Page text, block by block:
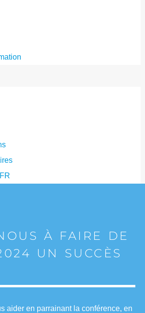
À FAIRE DE
UN SUCCÈS
aider en parrainant la conférence, en